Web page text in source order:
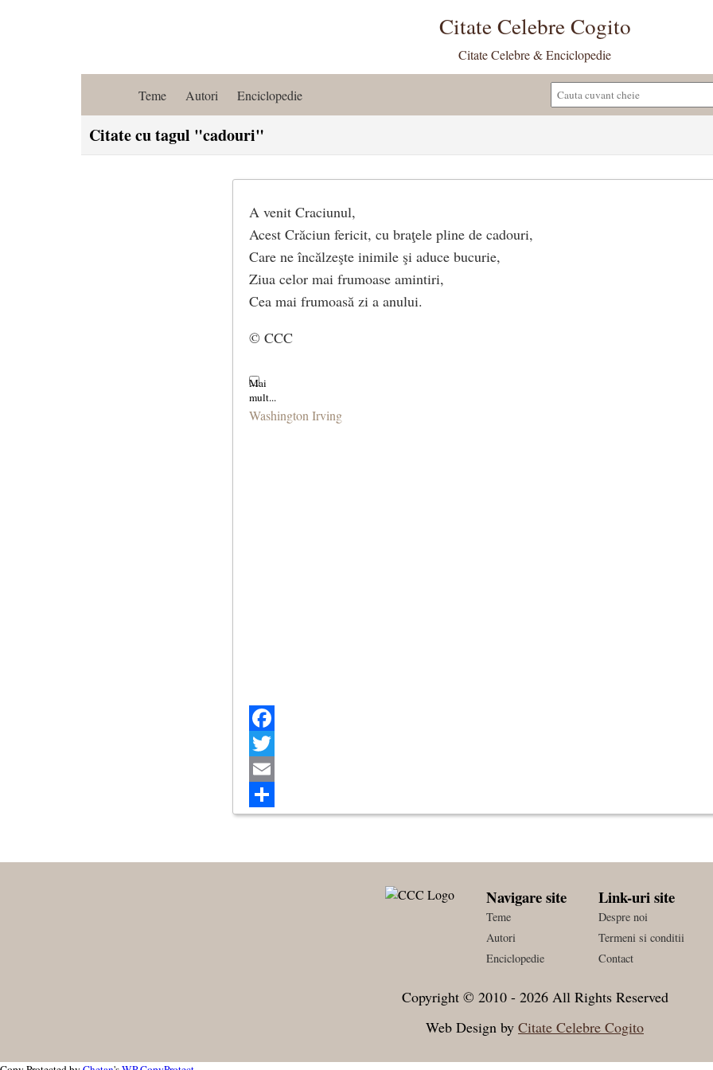
Citate Celebre Cogito
Citate Celebre & Enciclopedie
Teme Autori Enciclopedie
Citate cu tagul "cadouri"
A venit Craciunul,
Acest Crăciun fericit, cu braţele pline de cadouri,
Care ne încălzeşte inimile şi aduce bucurie,
Ziua celor mai frumoase amintiri,
Cea mai frumoasă zi a anului.
© CCC
Washington Irving
Facebook
Twitter
Email
Share
Navigare site
Teme
Autori
Enciclopedie
Link-uri site
Despre noi
Termeni si conditii
Contact
Copyright © 2010 - 2026 All Rights Reserved
Web Design by Citate Celebre Cogito